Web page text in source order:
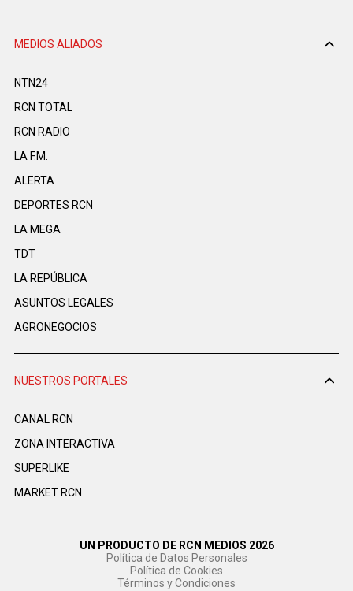
MEDIOS ALIADOS
NTN24
RCN TOTAL
RCN RADIO
LA F.M.
ALERTA
DEPORTES RCN
LA MEGA
TDT
LA REPÚBLICA
ASUNTOS LEGALES
AGRONEGOCIOS
NUESTROS PORTALES
CANAL RCN
ZONA INTERACTIVA
SUPERLIKE
MARKET RCN
UN PRODUCTO DE RCN MEDIOS 2026
Política de Datos Personales
Política de Cookies
Términos y Condiciones